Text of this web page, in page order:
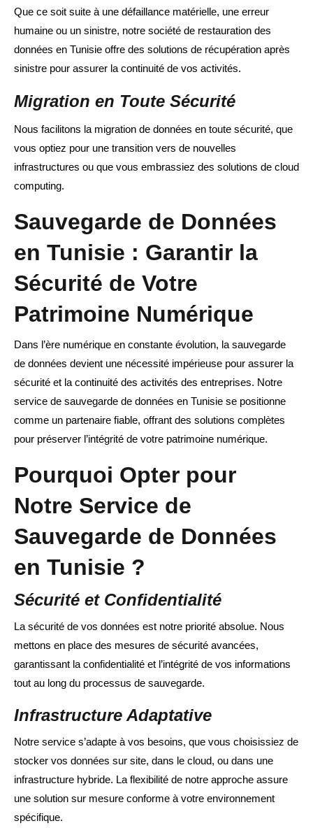
Que ce soit suite à une défaillance matérielle, une erreur
humaine ou un sinistre, notre société de restauration des
données en Tunisie offre des solutions de récupération après
sinistre pour assurer la continuité de vos activités.
Migration en Toute Sécurité
Nous facilitons la migration de données en toute sécurité, que
vous optiez pour une transition vers de nouvelles
infrastructures ou que vous embrassiez des solutions de cloud
computing.
Sauvegarde de Données
en Tunisie : Garantir la
Sécurité de Votre
Patrimoine Numérique
Dans l’ère numérique en constante évolution, la sauvegarde
de données devient une nécessité impérieuse pour assurer la
sécurité et la continuité des activités des entreprises. Notre
service de sauvegarde de données en Tunisie se positionne
comme un partenaire fiable, offrant des solutions complètes
pour préserver l’intégrité de votre patrimoine numérique.
Pourquoi Opter pour
Notre Service de
Sauvegarde de Données
en Tunisie ?
Sécurité et Confidentialité
La sécurité de vos données est notre priorité absolue. Nous
mettons en place des mesures de sécurité avancées,
garantissant la confidentialité et l’intégrité de vos informations
tout au long du processus de sauvegarde.
Infrastructure Adaptative
Notre service s’adapte à vos besoins, que vous choisissiez de
stocker vos données sur site, dans le cloud, ou dans une
infrastructure hybride. La flexibilité de notre approche assure
une solution sur mesure conforme à votre environnement
spécifique.